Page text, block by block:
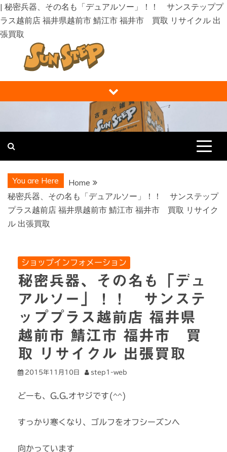
| 秘密兵器、その名も「デュアルソー」！！ サンステッププ
ラス越前店 福井県越前市 鯖江市 福井市 買取 リサイクル 出
張買取
to
福井の買取り・販売 サンステップ [
RECYCLE STORE ]
福井の買取販売ならサンステップへ。メンズ・レディース衣
類・ブランド品・バッグ・時計・家具・家電・ホビー・雑
You are Here
Home
秘密兵器、その名も「デュアルソー」！！ サンステップ
プラス越前店 福井県越前市 鯖江市 福井市 買取 リサイク
ル 出張買取
ショップインフォメーション
秘密兵器、その名も「デュ
アルソー」！！ サンステ
ッププラス越前店 福井県
越前市 鯖江市 福井市 買
取 リサイクル 出張買取
2015年11月10日 step1-web
どーも、G.G.オヤジです(^^)
すっかり寒くなり、ゴルフをオフシーズンへ
向かっています